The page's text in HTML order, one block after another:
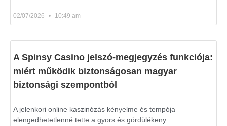
02/07/2026 10:49 am
A Spinsy Casino jelszó-megjegyzés funkciója:
miért működik biztonságosan magyar
biztonsági szempontból
A jelenkori online kaszinózás kényelme és tempója
elengedhetetlenné tette a gyors és gördülékeny